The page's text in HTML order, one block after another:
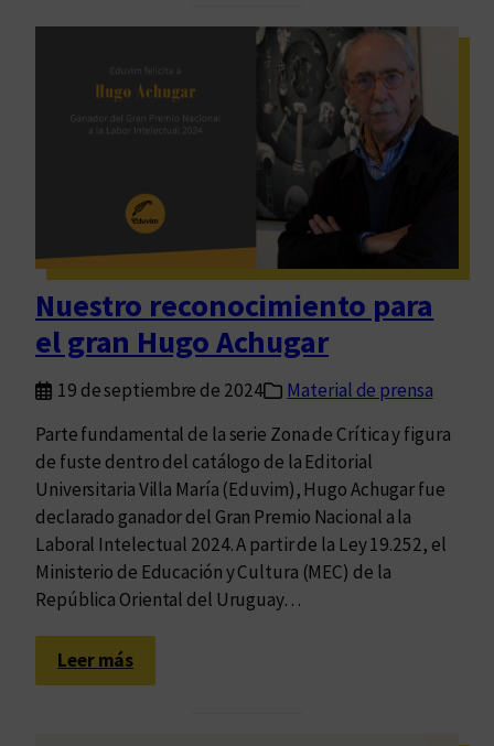
n
a
a
d
e
s
c
r
i
t
s
u
n
v
i
a
j
e
l
i
Nuestro reconocimiento para
el gran Hugo Achugar
19 de septiembre de 2024
Material de prensa
Parte fundamental de la serie Zona de Crítica y figura
de fuste dentro del catálogo de la Editorial
Universitaria Villa María (Eduvim), Hugo Achugar fue
declarado ganador del Gran Premio Nacional a la
Laboral Intelectual 2024. A partir de la Ley 19.252, el
Ministerio de Educación y Cultura (MEC) de la
República Oriental del Uruguay…
Leer más:
N